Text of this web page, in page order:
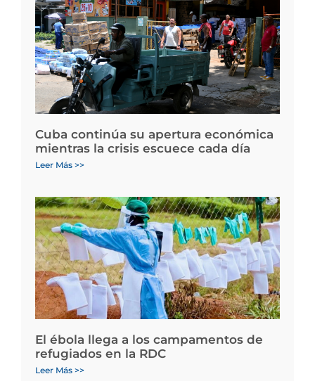
Cuba continúa su apertura económica
mientras la crisis escuece cada día
Leer Más >>
El ébola llega a los campamentos de
refugiados en la RDC
Leer Más >>